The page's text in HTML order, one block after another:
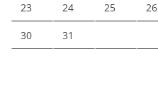
23 24 25 26
30 31